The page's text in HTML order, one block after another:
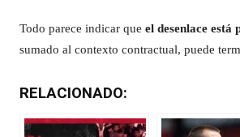
Todo parece indicar que el desenlace está
sumado al contexto contractual, puede
RELACIONADO: